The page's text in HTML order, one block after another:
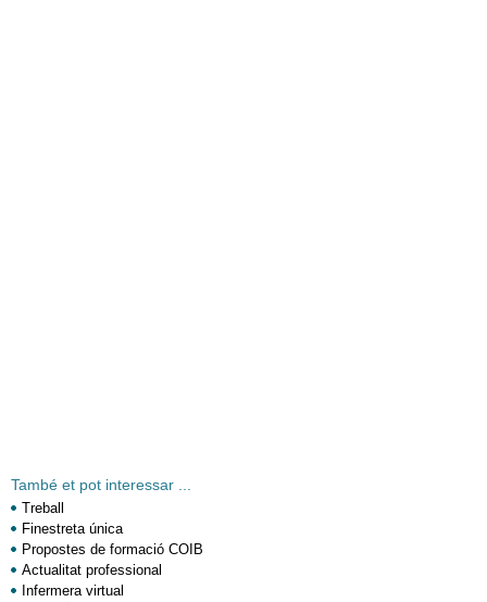
També et pot interessar ...
Treball
Finestreta única
Propostes de formació COIB
Actualitat professional
Infermera virtual